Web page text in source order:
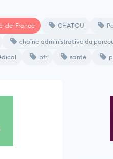
de-France CHATOU
chaîne administrative du
bfr santé